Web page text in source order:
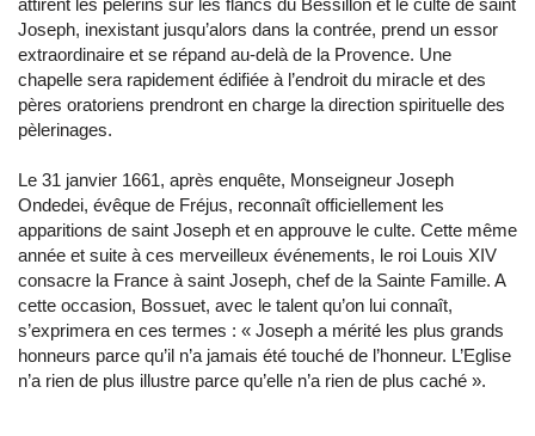
attirent les pèlerins sur les flancs du Bessillon et le culte de saint
Joseph, inexistant jusqu’alors dans la contrée, prend un essor
extraordinaire et se répand au-delà de la Provence. Une
chapelle sera rapidement édifiée à l’endroit du miracle et des
pères oratoriens prendront en charge la direction spirituelle des
pèlerinages.
Le 31 janvier 1661, après enquête, Monseigneur Joseph
Ondedei, évêque de Fréjus, reconnaît officiellement les
apparitions de saint Joseph et en approuve le culte. Cette même
année et suite à ces merveilleux événements, le roi Louis XIV
consacre la France à saint Joseph, chef de la Sainte Famille. A
cette occasion, Bossuet, avec le talent qu’on lui connaît,
s’exprimera en ces termes : « Joseph a mérité les plus grands
honneurs parce qu’il n’a jamais été touché de l’honneur. L’Eglise
n’a rien de plus illustre parce qu’elle n’a rien de plus caché ».